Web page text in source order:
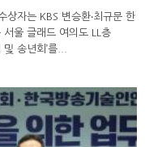
상자는 KBS 변승환‧최규문 한
울 글래드 여의도 LL층
송년회’를...